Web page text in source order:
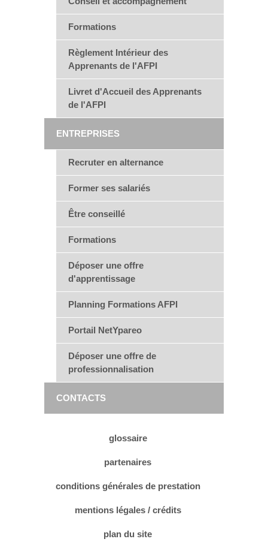
Formations
Règlement Intérieur des
Apprenants de l'AFPI
Livret d'Accueil des Apprenants
de l'AFPI
ENTREPRISES
Recruter en alternance
Former ses salariés
Être conseillé
Formations
Déposer une offre
d'apprentissage
Planning Formations AFPI
Portail NetYpareo
Déposer une offre de
professionnalisation
CONTACTS
glossaire
partenaires
conditions générales de prestation
mentions légales / crédits
plan du site